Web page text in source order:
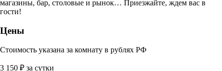
магазины, бар, столовые и рынок… Приезжайте, ждем вас в
гости!
Цены
Стоимость указана за комнату в рублях РФ
3 150 ₽ за сутки